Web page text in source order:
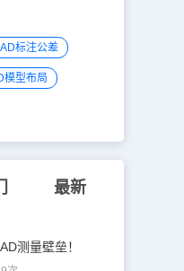
标注公差
模型布局
最新
测量壁垒！